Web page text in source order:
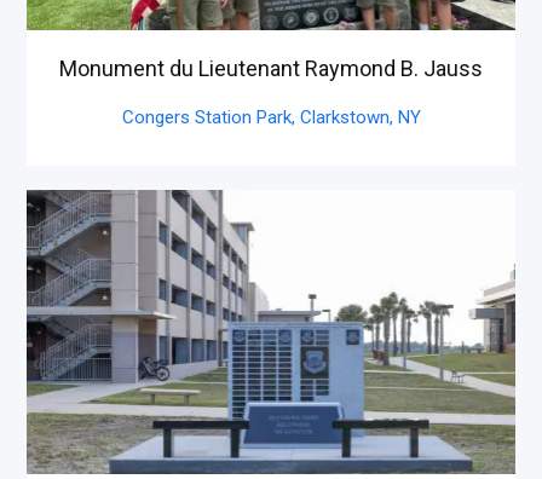
Monument du Lieutenant Raymond B. Jauss
Congers Station Park, Clarkstown, NY